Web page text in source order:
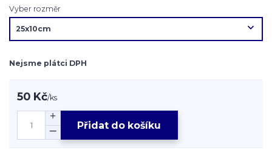
Vyber rozměr
Nejsme plátci DPH
50 Kč/ks
Přidat do košíku